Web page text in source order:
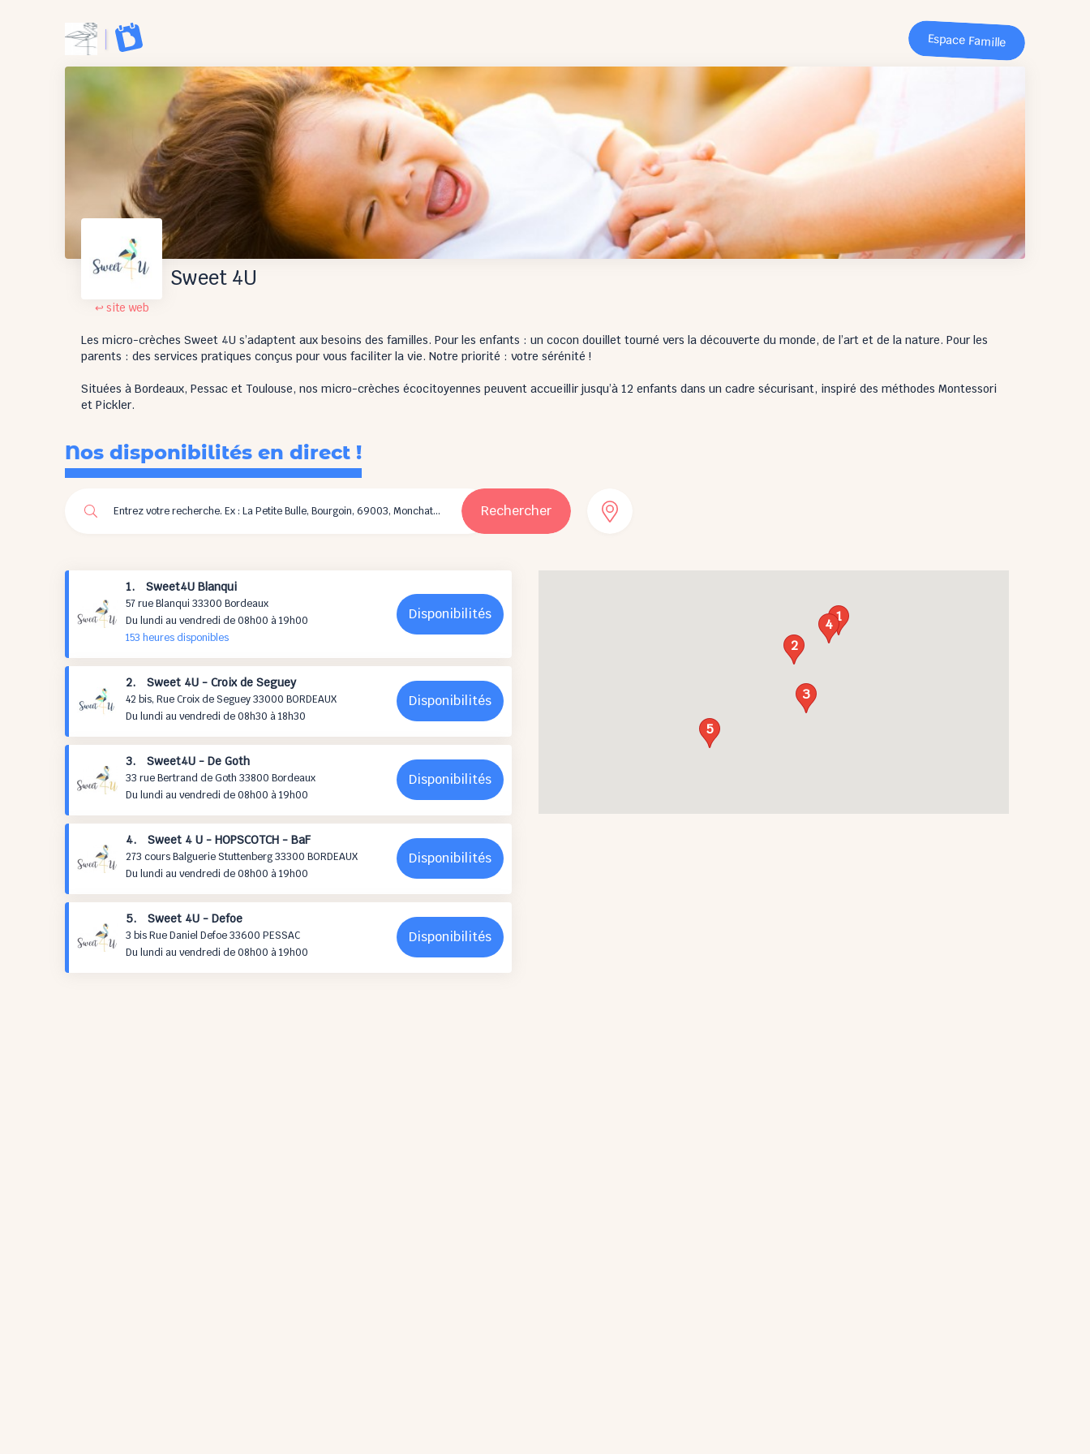
Espace Famille
↩ site web
Sweet 4U
Les micro-crèches Sweet 4U s’adaptent aux besoins des familles. Pour les enfants : un cocon douillet tourné vers la découverte du monde, de l’art et de la nature. Pour les
parents : des services pratiques conçus pour vous faciliter la vie. Notre priorité : votre sérénité !
Situées à Bordeaux, Pessac et Toulouse, nos micro-crèches écocitoyennes peuvent accueillir jusqu’à 12 enfants dans un cadre sécurisant, inspiré des méthodes Montessori
et Pickler.
Nos disponibilités en direct !
Rechercher
1. Sweet4U Blanqui
57 rue Blanqui 33300 Bordeaux
Du lundi au vendredi de 08h00 à 19h00
153 heuresdisponibles
Disponibilités
2. Sweet 4U - Croix de Seguey
42 bis, Rue Croix de Seguey 33000 BORDEAUX
Du lundi au vendredi de 08h30 à 18h30
Disponibilités
3. Sweet4U - De Goth
33 rue Bertrand de Goth 33800 Bordeaux
Du lundi au vendredi de 08h00 à 19h00
Disponibilités
4. Sweet 4 U - HOPSCOTCH - BaF
273 cours Balguerie Stuttenberg 33300 BORDEAUX
Du lundi au vendredi de 08h00 à 19h00
Disponibilités
5. Sweet 4U - Defoe
3 bis Rue Daniel Defoe 33600 PESSAC
Du lundi au vendredi de 08h00 à 19h00
Disponibilités
1
2
3
4
5